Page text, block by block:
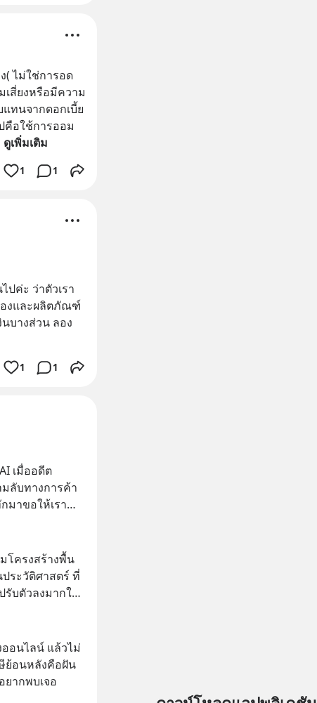
( ไม่ใช่การอด
สี่ยงหรือมีความ
แทนจากดอกเบี้ย
คือใช้การออม
ดูเพิ่มเติม
1 1
ปค่ะ ว่าตัวเรา
องและผลิตภัณฑ์
บางส่วน ลอง
1 1
เมื่ออดีต
ลับทางการค้า
มาขอให้เรา
โครงสร้างพื้น
ระวัติศาสตร์ ที่
รับตัวลงมากใน
ครงสร้างพื้น
รีชิป เก็บข้อมูล
น
อนไลน์ แล้วไม่
ย้อนหลังคือฝัน
ากพบเจอ